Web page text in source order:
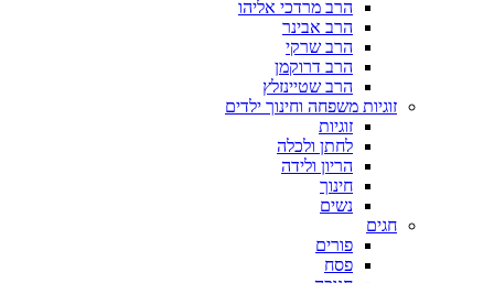
הרב מרדכי אליהו
הרב אבינר
הרב שרקי
הרב דרוקמן
הרב שטיינזלץ
זוגיות משפחה וחינוך ילדים
זוגיות
לחתן ולכלה
הריון ולידה
חינוך
נשים
חגים
פורים
פסח